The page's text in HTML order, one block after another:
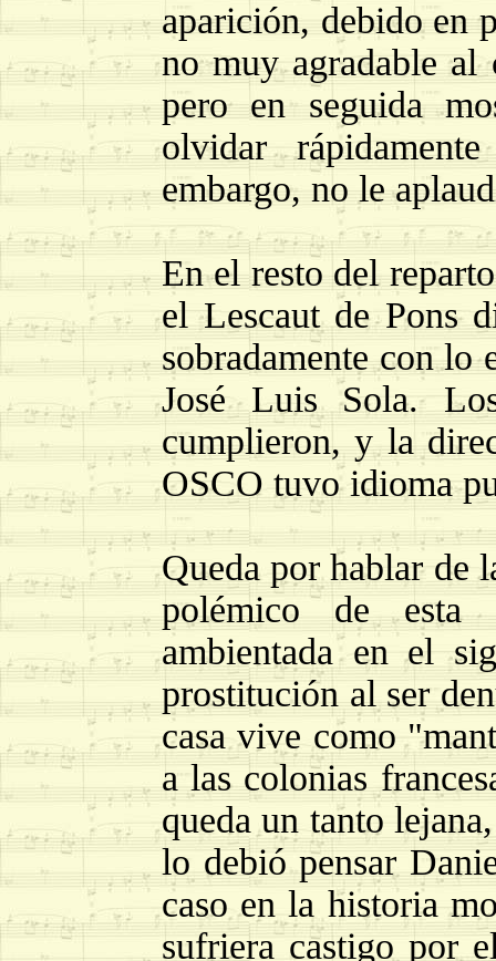
aparición, debido en
no muy agradable al
pero en seguida
olvidar
embargo, no le
En el resto del
el Lescaut de Pons
sobradamente con lo
José Luis Sola.
cumplieron, y la
OSCO tuvo idioma
Queda por hablar de
polémico de esta
ambientada en el
prostitución al ser
casa vive como
a las colonias
queda un tanto
lo debió pensar
caso en la historia
sufriera castigo por